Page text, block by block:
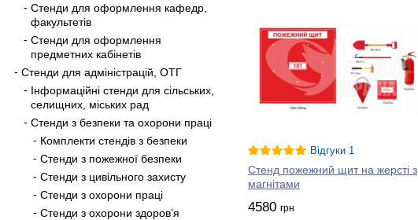
Стенди для оформлення кафедр,
факультетів
Стенди для оформлення
предметних кабінетів
Стенди для адміністрацій, ОТГ
Інформаційні стенди для сільських,
селищних, міських рад
Стенди з безпеки та охорони праці
Комплекти стендів з безпеки
Стенди з пожежної безпеки
Стенди з цивільного захисту
Стенди з охорони праці
Стенди з охорони здоров’я
Відгуки 1
Стенд пожежний щит на жерсті з
магнітами
4580 грн